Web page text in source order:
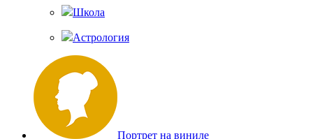
Школа
Астрология
Портрет на виниле